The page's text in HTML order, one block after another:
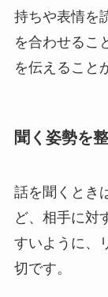
持ちや表情を
を合わせるこ
を伝えること
聞く姿勢を
話を聞くとき
ど、相手に対
すいように、
切です。